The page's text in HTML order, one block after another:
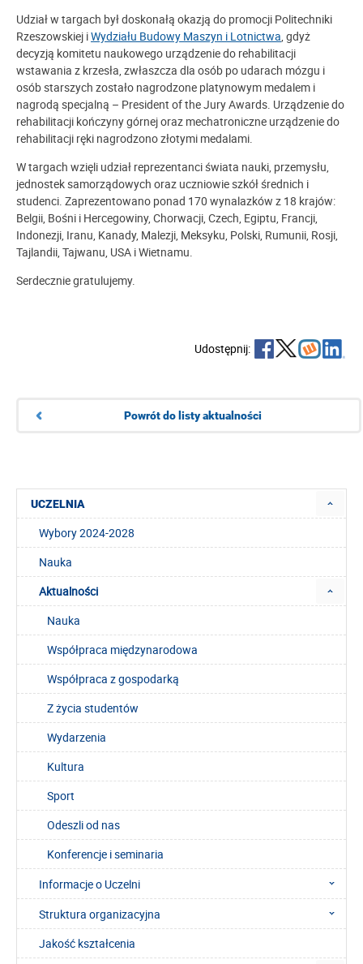
Udział w targach był doskonałą okazją do promocji Politechniki
Rzeszowskiej iWydziału Budowy Maszyn i Lotnictwa, gdyż
decyzją komitetu naukowego urządzenie do rehabilitacji
wstawania z krzesła, zwłaszcza dla osób po udarach mózgu i
osób starszych zostało nagrodzone platynowym medalem i
nagrodą specjalną – President of the Jury Awards. Urządzenie do
rehabilitacji kończyny górnej oraz mechatroniczne urządzenie do
rehabilitacji ręki nagrodzono złotymi medalami.
W targach wzięli udział reprezentanci świata nauki, przemysłu,
jednostek samorządowych oraz uczniowie szkół średnich i
studenci. Zaprezentowano ponad 170 wynalazków z 18 krajów:
Belgii, Bośni i Hercegowiny, Chorwacji, Czech, Egiptu, Francji,
Indonezji, Iranu, Kanady, Malezji, Meksyku, Polski, Rumunii, Rosji,
Tajlandii, Tajwanu, USA i Wietnamu.
Serdecznie gratulujemy.
Udostępnij:
Powrót do listy aktualności
UCZELNIA
Wybory 2024-2028
Nauka
Aktualności
Nauka
Współpraca międzynarodowa
Współpraca z gospodarką
Z życia studentów
Wydarzenia
Kultura
Sport
Odeszli od nas
Konferencje i seminaria
Informacje o Uczelni
Struktura organizacyjna
Jakość kształcenia